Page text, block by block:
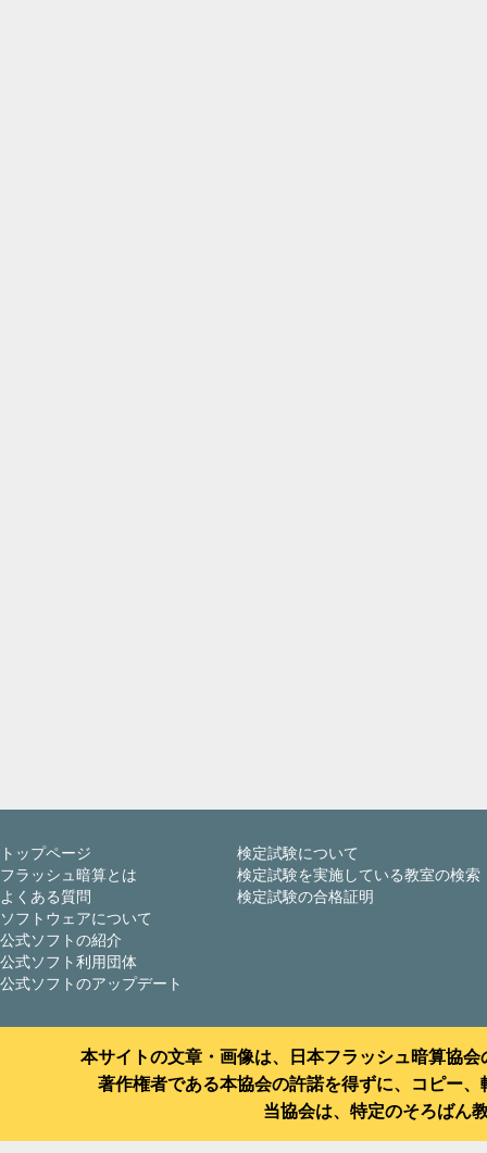
トップページ
フラッシュ暗算とは
よくある質問
ソフトウェアについて
公式ソフトの紹介
公式ソフト利用団体
公式ソフトのアップデート
検定試験について
検定試験を実施している教室の検索
検定試験の合格証明
本サイトの文章・画像は、日本フラッシュ暗算協
著作権者である本協会の許諾を得ずに、コピー
当協会は、特定のそろばん